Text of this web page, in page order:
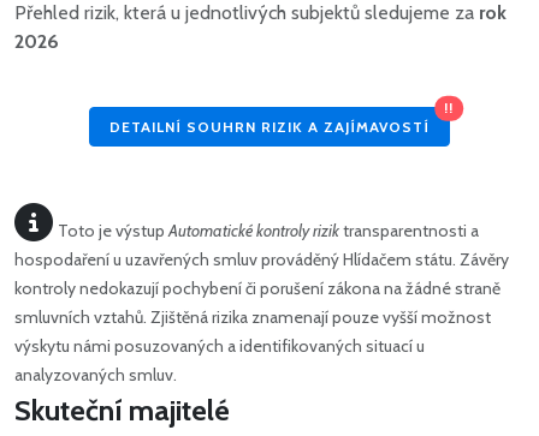
Přehled rizik, která u jednotlivých subjektů sledujeme za rok
2026
DETAILNÍ SOUHRN RIZIK A ZAJÍMAVOSTÍ
!!
Toto je výstupAutomatické kontroly riziktransparentnosti a
hospodaření u uzavřených smluv prováděný Hlídačem státu. Závěry
kontroly nedokazují pochybení či porušení zákona na žádné straně
smluvních vztahů. Zjištěná rizika znamenají pouze vyšší možnost
výskytu námi posuzovaných a identifikovaných situací u
analyzovaných smluv.
Skuteční majitelé